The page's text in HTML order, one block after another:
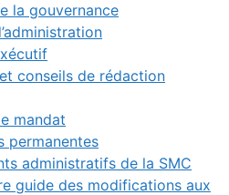
la gouvernance
conseils de rédaction
mandat
permanentes
administratifs de la SMC
guide des modifications aux